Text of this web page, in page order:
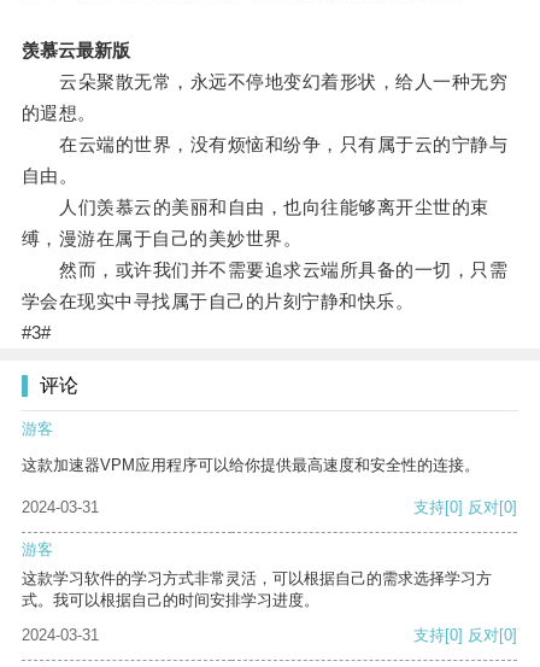
羡慕云最新版
云朵聚散无常，永远不停地变幻着形状，给人一种无穷
的遐想。
在云端的世界，没有烦恼和纷争，只有属于云的宁静与
自由。
人们羡慕云的美丽和自由，也向往能够离开尘世的束
缚，漫游在属于自己的美妙世界。
然而，或许我们并不需要追求云端所具备的一切，只需
学会在现实中寻找属于自己的片刻宁静和快乐。
#3#
评论
游客
这款加速器VPM应用程序可以给你提供最高速度和安全性的连接。
2024-03-31 支持[0] 反对[0]
游客
这款学习软件的学习方式非常灵活，可以根据自己的需求选择学习方
式。我可以根据自己的时间安排学习进度。
2024-03-31
支持[0] 反对[0]